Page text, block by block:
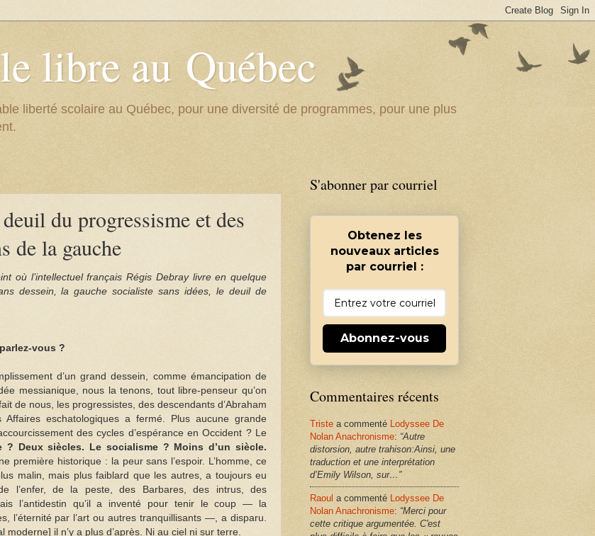
libre au Québec
liberté scolaire au Québec, pour une diversité de programmes, pour une plus
du progressisme et des
de la gauche
où l’intellectuel français Régis Debray livre en quelque
dessein, la gauche socialiste sans idées, le deuil de
vous ?
d’un grand dessein, comme émancipation de
messianique, nous la tenons, tout libre-penseur qu’on
de nous, les progressistes, des descendants d’Abraham
eschatologiques a fermé. Plus aucune grande
des cycles d’espérance en Occident ? Le
? Deux siècles. Le socialisme ? Moins d’un siècle.
première historique : la peur sans l’espoir. L’homme, ce
malin, mais plus faiblard que les autres, a toujours eu
l’enfer, de la peste, des Barbares, des intrus, des
l’antidestin qu’il a inventé pour tenir le coup — la
l’éternité par l’art ou autres tranquillisants —, a disparu.
il n’y a plus d’après. Ni au ciel ni sur terre.
S'abonner par courriel
Obtenez les
nouveaux articles
par courriel :
Abonnez-vous
Commentaires récents
Triste a commenté Lodyssee De
Nolan Anachronisme: “Autre
distorsion, autre trahison:Ainsi, une
traduction et une interprétation
d’Emily Wilson, sur…”
Raoul a commenté Lodyssee De
Nolan Anachronisme: “Merci pour
cette critique argumentée. C'est